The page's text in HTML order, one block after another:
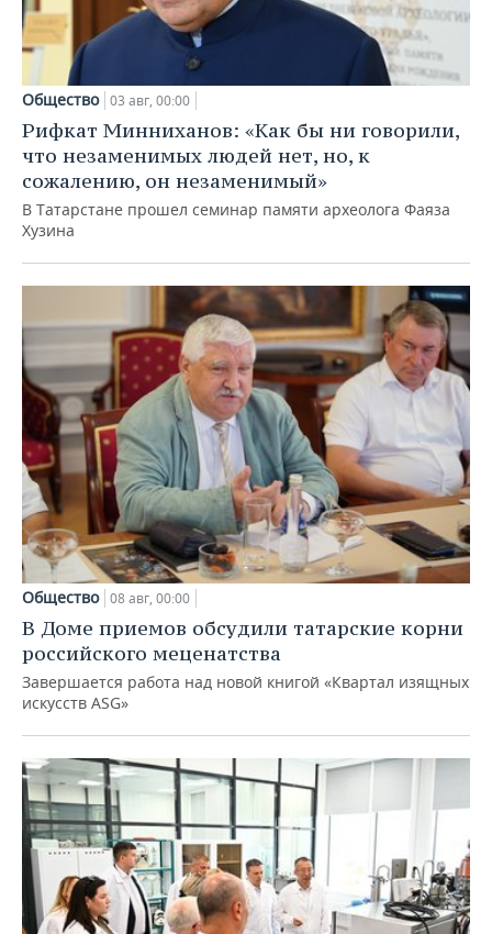
Общество 03 авг, 00:00
Рифкат Минниханов: «Как бы ни говорили,
что незаменимых людей нет, но, к
сожалению, он незаменимый»
В Татарстане прошел семинар памяти археолога Фаяза
Хузина
Общество 08 авг, 00:00
В Доме приемов обсудили татарские корни
российского меценатства
Завершается работа над новой книгой «Квартал изящных
искусств ASG»